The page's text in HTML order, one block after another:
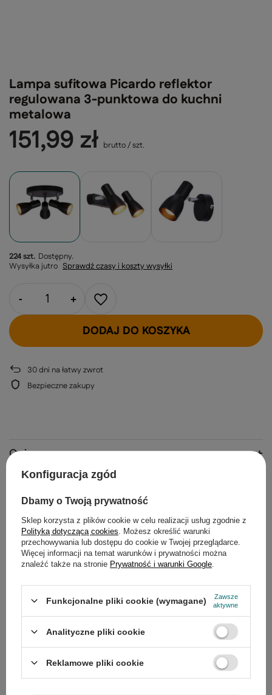
Lampa sufitowa Picardo reflektor
regulowana 3-punktowa do kuchni
metalowa
224 szt. Dostępny
Wysyłka jutro Sprawdź czasy i koszty wysyłki
151,99 zł brutto/szt.
- +
DODAJ DO KOSZYKA
30dni na łatwy zwrot
Bezpieczne zakupy
Opis
Szczegółowe dane
Do pobrania
Gwarancja
Opinie (0)
Potrzebujesz pomocy? Masz pytania?
Zadaj pytanie a my odpowiemy
odpowiedzi publikując dla innych.
Zadaj pytanie
Konfiguracja zgód
Dbamy o Twoją prywatność
Sklep korzysta z plików cookie w celu realizacji usług zgodnie z
Polityką dotyczącą cookies . Możesz określić warunki
przechowywania lub dostępu do cookie w Twojej przeglądarce.
Więcej informacji na temat warunków i prywatności można
znaleźć także na stronie Prywatność i warunki Google
Funkcjonalne pliki cookie (wymagane)
Zawsze
aktywne
Analityczne pliki cookie
Reklamowe pliki cookie